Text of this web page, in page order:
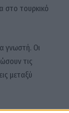
στο τουρκικό
γνωστή. Οι
τις
μεταξύ